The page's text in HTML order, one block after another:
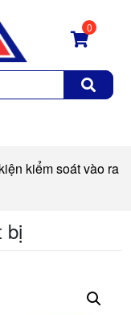
0
kiểm soát vào ra
bị